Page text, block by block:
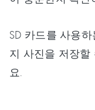
SD 카드를 사용
지 사진을 저장할
요.